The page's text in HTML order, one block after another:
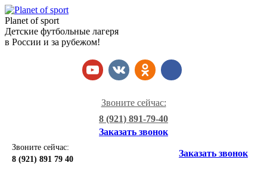
Planet of sport
Детские футбольные лагеря
в России и за рубежом!
Звоните сейчас:
8 (921) 891-79-40
Заказать звонок
Звоните сейчас:
8 (921) 891 79 40
Заказать звонок